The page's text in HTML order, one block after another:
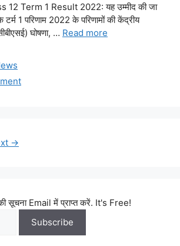
12 Term 1 Result 2022: यह उम्मीद की जा
टर्म 1 परिणाम 2022 के परिणामों की केंद्रीय
घोषणा, … Read more
→
सूचना Email में प्राप्त करें. It's Free!